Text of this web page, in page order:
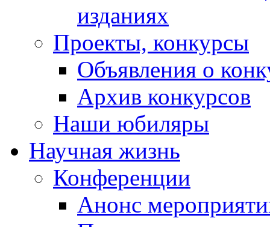
изданиях
Проекты, конкурсы
Объявления о
Архив конкурсов
Наши юбиляры
Научная жизнь
Конференции
Анонс